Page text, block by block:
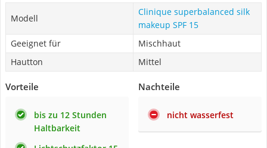
Modell
Clinique superbalanced silk
makeup SPF 15
Geeignet für
Mischhaut
Hautton
Mittel
Vorteile
bis zu 12 Stunden
Haltbarkeit
Nachteile
nicht wasserfest